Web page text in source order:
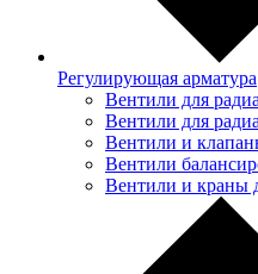
Регулирующая арматура
Вентили для
Вентили для
Вентили и
Вентили
Вентили и краны